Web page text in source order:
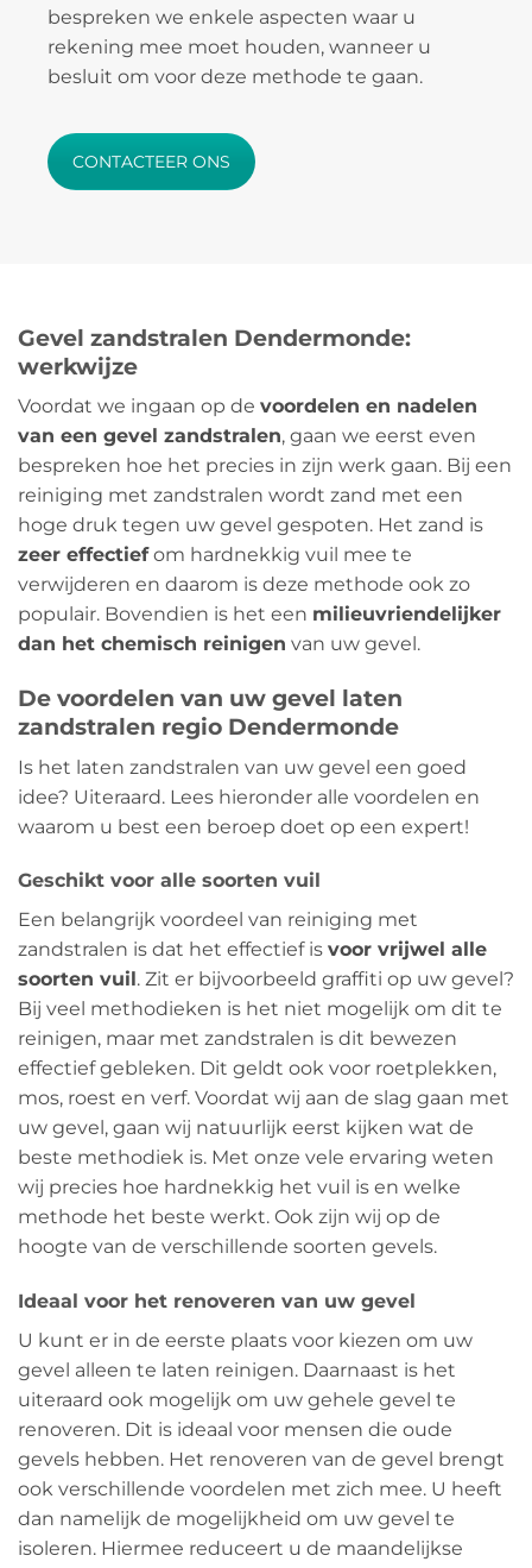
bespreken we enkele aspecten waar u
rekening mee moet houden, wanneer u
besluit om voor deze methode te gaan.
CONTACTEER ONS
Gevel zandstralen Dendermonde:
werkwijze
Voordat we ingaan op de voordelen en nadelen
van een gevel zandstralen, gaan we eerst even
bespreken hoe het precies in zijn werk gaan. Bij een
reiniging met zandstralen wordt zand met een
hoge druk tegen uw gevel gespoten. Het zand is
zeer effectiefom hardnekkig vuil mee te
verwijderen en daarom is deze methode ook zo
populair. Bovendien is het een milieuvriendelijker
dan het chemisch reinigen van uw gevel.
De voordelen van uw gevel laten
zandstralen regio Dendermonde
Is het laten zandstralen van uw gevel een goed
idee? Uiteraard. Lees hieronder alle voordelen en
waarom u best een beroep doet op een expert!
Geschikt voor alle soorten vuil
Een belangrijk voordeel van reiniging met
zandstralen is dat het effectief is voor vrijwel alle
soorten vuil . Zit er bijvoorbeeld graffiti op uw gevel?
Bij veel methodieken is het niet mogelijk om dit te
reinigen, maar met zandstralen is dit bewezen
effectief gebleken. Dit geldt ook voor roetplekken,
mos, roest en verf. Voordat wij aan de slag gaan met
uw gevel, gaan wij natuurlijk eerst kijken wat de
beste methodiek is. Met onze vele ervaring weten
wij precies hoe hardnekkig het vuil is en welke
methode het beste werkt. Ook zijn wij op de
hoogte van de verschillende soorten gevels.
Ideaal voor het renoveren van uw gevel
U kunt er in de eerste plaats voor kiezen om uw
gevel alleen te laten reinigen. Daarnaast is het
uiteraard ook mogelijk om uw gehele gevel te
renoveren. Dit is ideaal voor mensen die oude
gevels hebben. Het renoveren van de gevel brengt
ook verschillende voordelen met zich mee. U heeft
dan namelijk de mogelijkheid om uw gevel te
isoleren. Hiermee reduceert u de maandelijkse